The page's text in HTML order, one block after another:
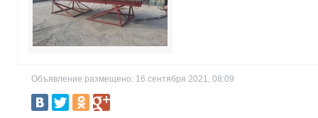
Объявление размещено: 16 сентября 2021, 08:09